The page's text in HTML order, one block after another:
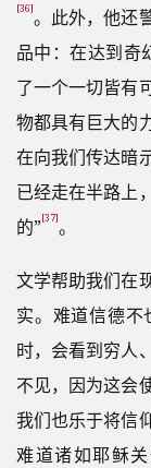
[36]。此外，他还
品中：在达到奇
了一个一切皆有
物都具有巨大的
在向我们传达暗
已经走在半路上
的”[37]。
文学帮助我们在
实。难道信德不
时，会看到穷人
不见，因为这会
我们也乐于将信
难道诸如耶稣